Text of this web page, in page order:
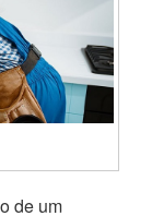
de um